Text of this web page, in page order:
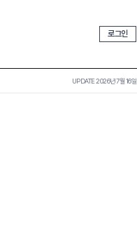
로그인
UPDATE 2026년 7월 16일